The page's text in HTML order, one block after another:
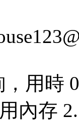
用時
內存